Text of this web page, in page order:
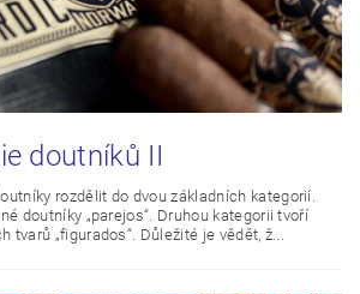
doutníků II
rozdělit do dvou základních kategorií.
doutníky „parejos“. Druhou kategorii tvoří
tvarů „figurados“. Důležité je vědět, ž...